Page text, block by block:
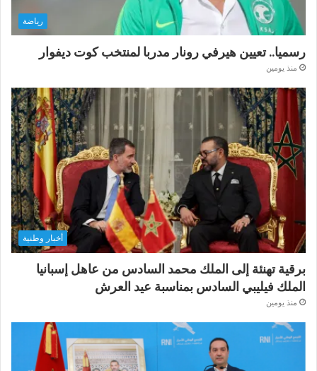
رياضة
رسميا.. تعيين هيرفي رونار مدربا لمنتخب كوت ديفوار
منذ يومين
أخبار وطنية
برقية تهنئة إلى الملك محمد السادس من عاهل إسبانيا
الملك فيليبي السادس بمناسبة عيد العرش
منذ يومين